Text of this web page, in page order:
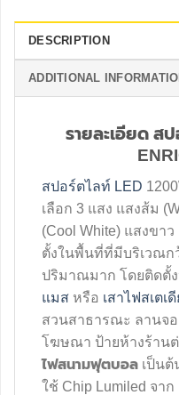
DESCRIPTION
ADDITIONAL
รายละเอียด ส
สปอร์ตไลท์ LED
เลือก 3 แสง แสงส้ม
(Cool White) แสงขา
ตั้งในพื้นที่ที่มีบริเวณก
ปริมาณมาก โดยติดตั้
แมส หรือ เสาไฟสเตเ
สวนสาธารณะ ลานจ
โฆษณา ป้ายห้างร้านต่
ไฟสนามฟุตบอล เป็นต้
ใช้ Chip Lumiled จา